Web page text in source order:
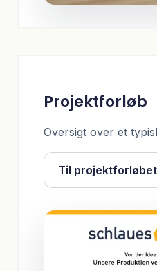
Projektforløb
Oversigt over et
Til projektforløbet